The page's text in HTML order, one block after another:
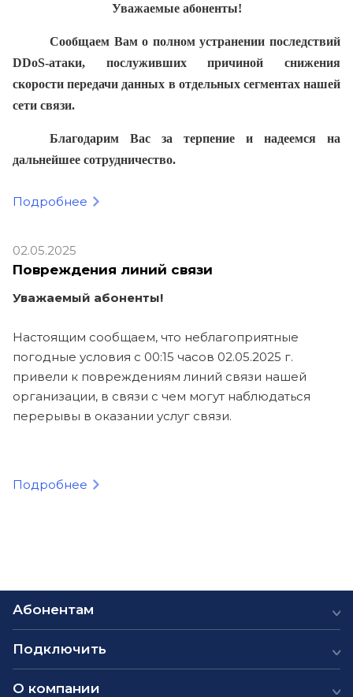
Уважаемые абоненты!
Сообщаем Вам о полном устранении последствий
DDoS-атаки, послуживших причиной снижения
скорости передачи данных в отдельных сегментах нашей
сети связи.
Благодарим Вас за терпение и надеемся на
дальнейшее сотрудничество.
Подробнее
02.05.2025
Повреждения линий связи
Уважаемый абоненты!
Настоящим сообщаем, что неблагоприятные
погодные условия с 00:15 часов 02.05.2025 г.
привели к повреждениям линий связи нашей
организации, в связи с чем могут наблюдаться
перерывы в оказании услуг связи.
Подробнее
Абонентам
Подключить
О компании